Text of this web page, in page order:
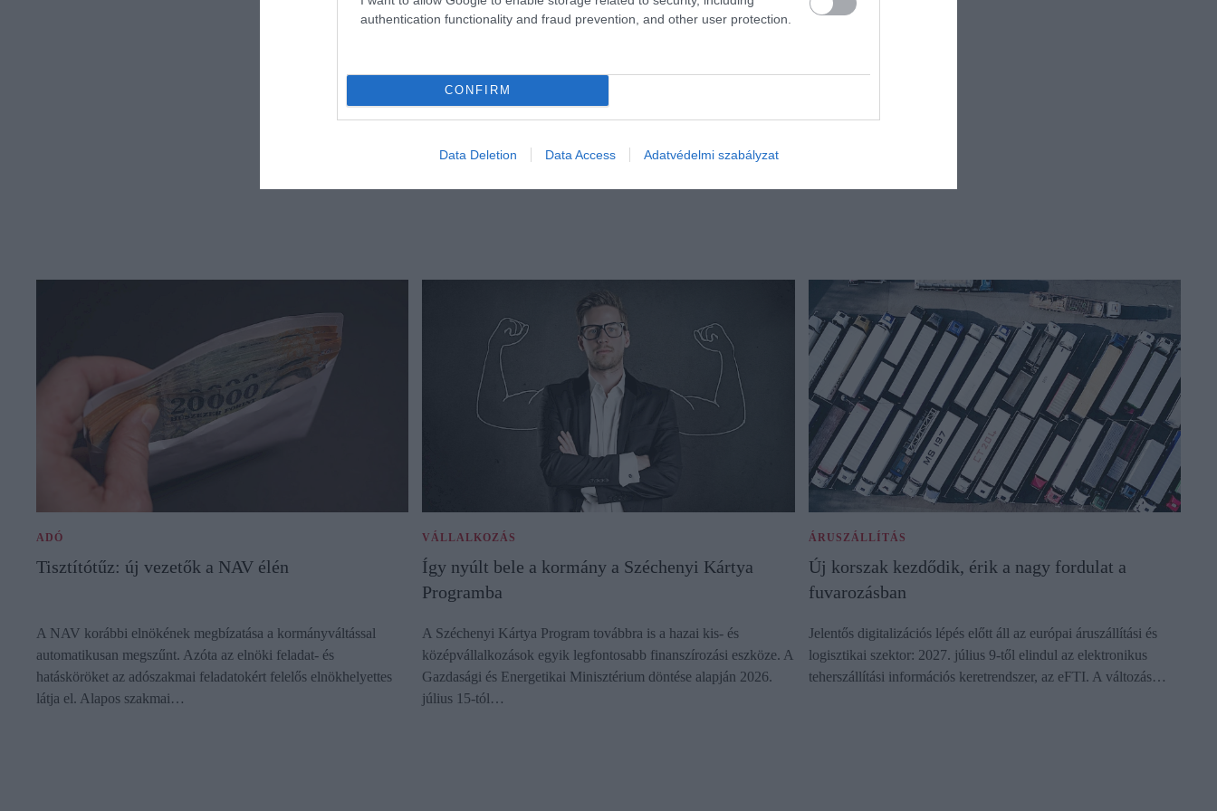
authentication functionality and fraud prevention, and other user protection.
CONFIRM
Data Deletion Data Access Adatvédelmi szabályzat
ADÓ
Tisztítótűz: új vezetők a NAV élén
A NAV korábbi elnökének megbízatása a kormányváltással
automatikusan megszűnt. Azóta az elnöki feladat- és
hatásköröket az adószakmai feladatokért felelős elnökhelyettes
látja el. Alapos szakmai…
VÁLLALKOZÁS
Így nyúlt bele a kormány a Széchenyi Kártya
Programba
A Széchenyi Kártya Program továbbra is a hazai kis- és
középvállalkozások egyik legfontosabb finanszírozási eszköze. A
Gazdasági és Energetikai Minisztérium döntése alapján 2026.
július 15-tól…
ÁRUSZÁLLÍTÁS
Új korszak kezdődik, érik a nagy fordulat a
fuvarozásban
Jelentős digitalizációs lépés előtt áll az európai áruszállítási és
logisztikai szektor: 2027. július 9-től elindul az elektronikus
teherszállítási információs keretrendszer, az eFTI. A változás…